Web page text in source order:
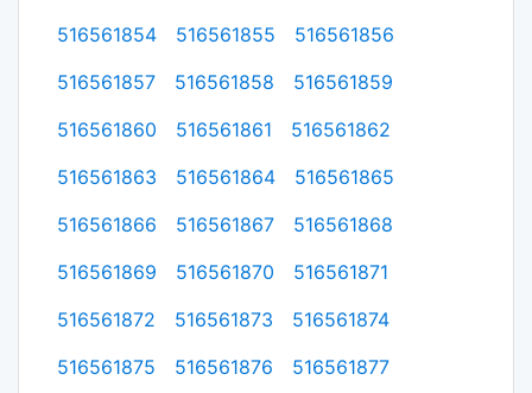
516561854
516561855
516561856
516561857
516561858
516561859
516561860
516561861
516561862
516561863
516561864
516561865
516561866
516561867
516561868
516561869
516561870
516561871
516561872
516561873
516561874
516561875
516561876 516561877